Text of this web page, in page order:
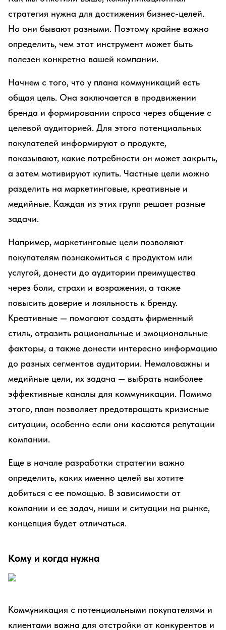
стратегия нужна для достижения бизнес-целей.
Но они бывают разными. Поэтому крайне важно
определить, чем этот инструмент может быть
полезен конкретно вашей компании.
Начнем с того, что у плана коммуникаций есть
общая цель. Она заключается в продвижении
бренда и формировании спроса через общение с
целевой аудиторией. Для этого потенциальных
покупателей информируют о продукте,
показывают, какие потребности он может закрыть,
а затем мотивируют купить. Частные цели можно
разделить на маркетинговые, креативные и
медийные. Каждая из этих групп решает разные
задачи.
Например, маркетинговые цели позволяют
покупателям познакомиться с продуктом или
услугой, донести до аудитории преимущества
через боли, страхи и возражения, а также
повысить доверие и лояльность к бренду.
Креативные — помогают создать фирменный
стиль, отразить рациональные и эмоциональные
факторы, а также донести интересно информацию
до разных сегментов аудитории. Немаловажны и
медийные цели, их задача — выбрать наиболее
эффективные каналы для коммуникации. Помимо
этого, план позволяет предотвращать кризисные
ситуации, особенно если они касаются репутации
компании.
Еще в начале разработки стратегии важно
определить, каких именно целей вы хотите
добиться с ее помощью. В зависимости от
компании и ее задач, ниши и ситуации на рынке,
концепция будет отличаться.
Кому и когда нужна
Коммуникация с потенциальными покупателями и
клиентами важна для отстройки от конкурентов и